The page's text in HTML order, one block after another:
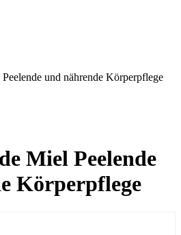
und nährende Körperpflege
Miel Peelende
Körperpflege